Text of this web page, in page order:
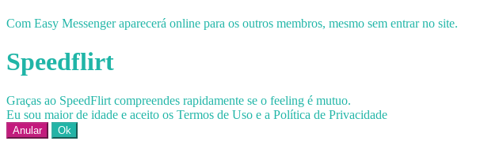
Com Easy Messenger aparecerá online para os outros membros, mesmo sem entrar no site.
Speedflirt
Graças ao SpeedFlirt compreendes rapidamente se o feeling é mutuo.
Eu sou maior de idade e aceito os Termos de Uso e a Política de Privacidade
Anular Ok